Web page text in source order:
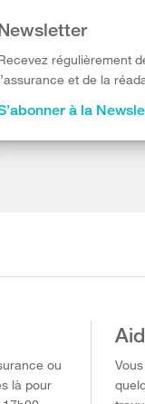
régulièrement
et de la
à la
ou
là pour